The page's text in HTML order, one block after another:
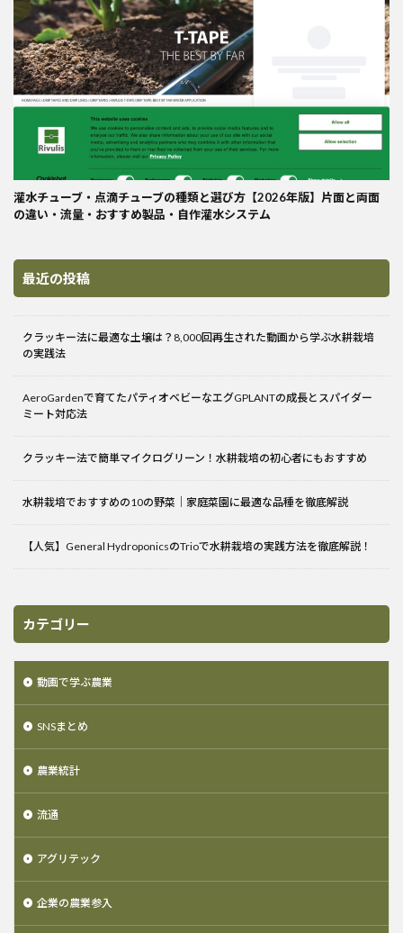
灌水チューブ・点滴チューブの種類と選び方【2026年版】片面と両面
の違い・流量・おすすめ製品・自作灌水システム
最近の投稿
クラッキー法に最適な土壌は？8,000回再生された動画から学ぶ水耕栽培
の実践法
AeroGardenで育てたパティオベビーなエグGPLANTの成長とスパイダー
ミート対応法
クラッキー法で簡単マイクログリーン！水耕栽培の初心者にもおすすめ
水耕栽培でおすすめの10の野菜｜家庭菜園に最適な品種を徹底解説
【人気】General HydroponicsのTrioで水耕栽培の実践方法を徹底解説！
カテゴリー
動画で学ぶ農業
SNSまとめ
農業統計
流通
アグリテック
企業の農業参入